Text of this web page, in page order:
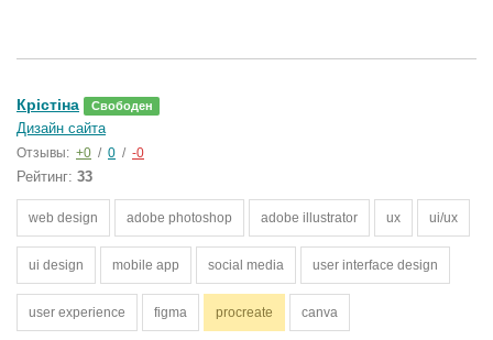
Крістіна Свободен
Дизайн сайта
Отзывы: +0 / 0 / -0
Рейтинг: 33
web design adobe photoshop adobe illustrator ux ui/ux
ui design mobile app social media user interface design
user experience figma procreate canva